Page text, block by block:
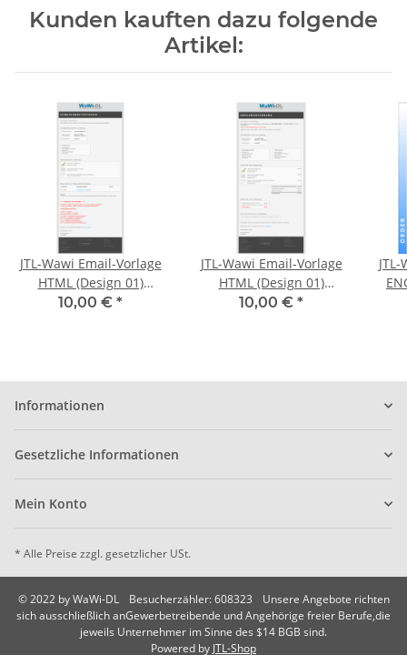
Kunden kauften dazu folgende
Artikel:
JTL-Wawi Email-Vorlage
HTML (Design 01)
Versandbestätigung
10,00 € *
JTL-Wawi Email-Vorlage
HTML (Design 01)
Zahlungsbestätigung
10,00 € *
Informationen
Gesetzliche Informationen
Mein Konto
* Alle Preise zzgl. gesetzlicher USt.
© 2022 by WaWi-DL Besucherzähler: 608323
Unsere Angebote richten
sich ausschließlich anGewerbetreibende und Angehörige freier Berufe,die
jeweils Unternehmer im Sinne des $14 BGB sind.
Powered by JTL-Shop